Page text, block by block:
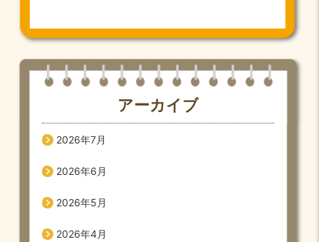
アーカイブ
2026年7月
2026年6月
2026年5月
2026年4月